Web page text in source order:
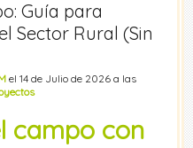
Guía para
Sector Rural (Sin
el 14 de Julio de 2026 a las